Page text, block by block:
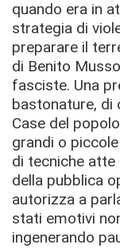
quando era in
strategia di
preparare il
di Benito
fasciste. Una
bastonature, di
Case del
grandi o
di tecniche atte
della pubblica
autorizza a
stati emotivi
ingenerando